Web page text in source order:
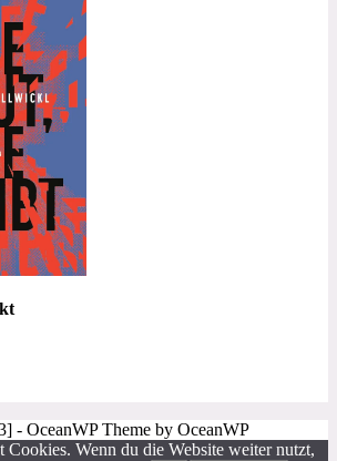
- OceanWP Theme by OceanWP
Cookies. Wenn du die Website weiter nutzt,